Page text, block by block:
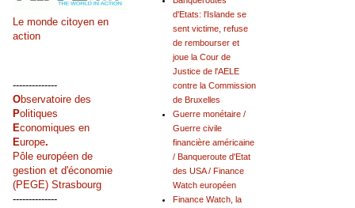
d'Etats: l'Islande se
sent victime, refuse
de rembourser et
joue la Cour de
Justice de l'AELE
contre la Commission
de Bruxelles
Guerre monétaire /
Guerre civile
financière américaine
/ Banqueroute d'Etat
des USA / Finance
Watch européen
Finance Watch, la
Le monde citoyen en
action
--------------
Observatoire des
Politiques
Economiques en
Europe.
Pôle européen de
gestion et d'économie
(PEGE) Strasbourg
--------------